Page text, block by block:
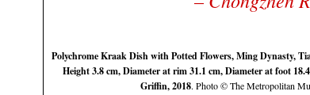
Polychrome Kraak Dish with Potted Flowers, Ming Dynasty,
Height 3.8 cm, Diameter at rim 31.1 cm, Diameter at foot
Griffin, 2018. Photo © The Metropolitan